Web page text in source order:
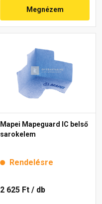
Megnézem
Mapei Mapeguard IC belső
sarokelem
Rendelésre
2 625 Ft / db